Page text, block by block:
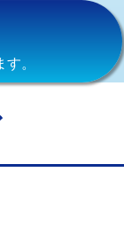
円
円
。